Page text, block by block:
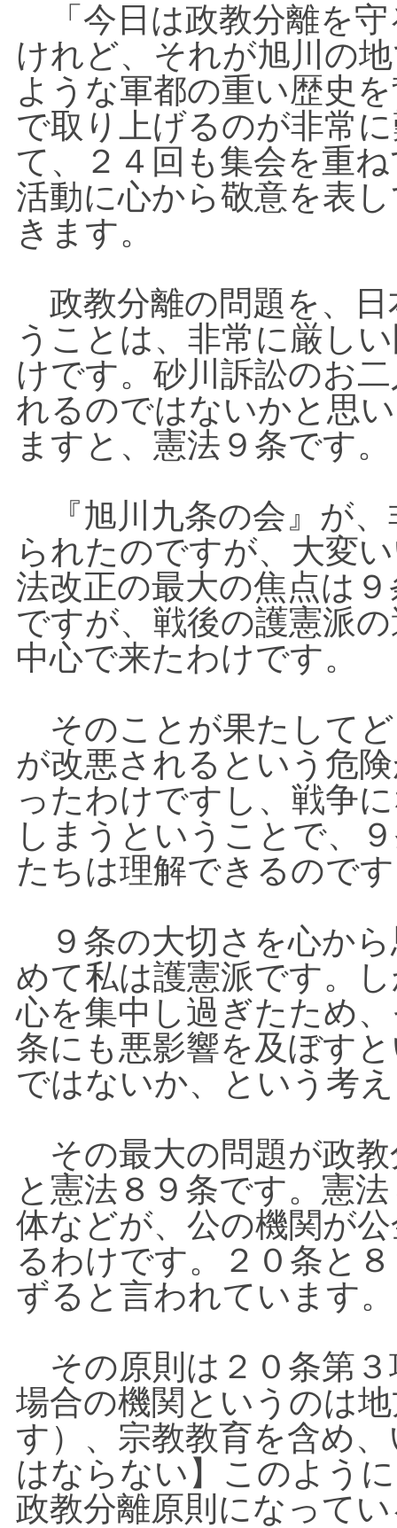
「今日は政教分離を守
けれど、それが旭川の
ような軍都の重い歴史
で取り上げるのが非常
て、２４回も集会を重
活動に心から敬意を表
きます。
政教分離の問題を、日
うことは、非常に厳し
けです。砂川訴訟のお
れるのではないかと思
ますと、憲法９条です。
『旭川九条の会』が、
られたのですが、大変
法改正の最大の焦点は
ですが、戦後の護憲派
中心で来たわけです。
そのことが果たして
が改悪されるという危
ったわけですし、戦争
しまうということで、
たちは理解できるので
９条の大切さを心か
めて私は護憲派です。
心を集中し過ぎたため
条にも悪影響を及ぼす
ではないか、という考
その最大の問題が政教
と憲法８９条です。憲
体などが、公の機関が
るわけです。２０条と
ずると言われています。
その原則は２０条第３
場合の機関というのは
す）、宗教教育を含め
はならない】このよう
政教分離原則になって